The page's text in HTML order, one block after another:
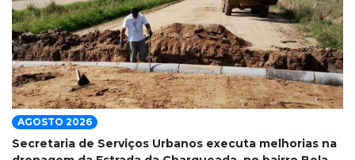
AGOSTO 2026
Secretaria de Serviços Urbanos executa melhorias na